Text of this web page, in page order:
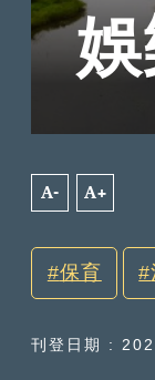
A- A+
保育
刊登日期 :